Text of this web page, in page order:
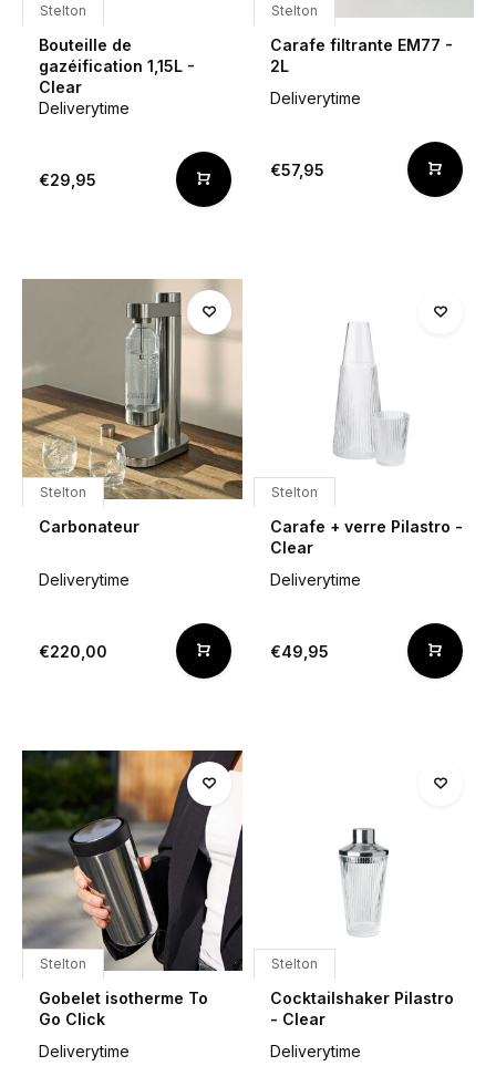
Stelton
Bouteille de
gazéification 1,15L -
Clear
Deliverytime
€29,95
Stelton
Carafe filtrante EM77 -
2L
Deliverytime
€57,95
Stelton
Carbonateur
Deliverytime
€220,00
Stelton
Carafe + verre Pilastro -
Clear
Deliverytime
€49,95
Stelton
Gobelet isotherme To
Go Click
Deliverytime
Stelton
Cocktailshaker Pilastro
- Clear
Deliverytime